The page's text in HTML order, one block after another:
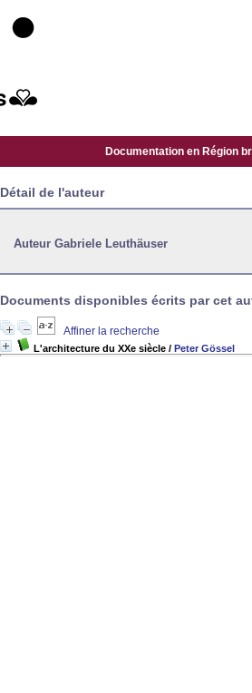
Documentation en Région
Détail de l'auteur
Auteur Gabriele Leuthäuser
Documents disponibles écrits par cet
Affiner la recherche
L'architecture du XXe siècle / Peter Gössel